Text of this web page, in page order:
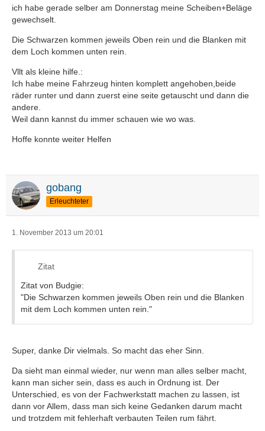
ich habe gerade selber am Donnerstag meine Scheiben+Beläge
gewechselt.
Die Schwarzen kommen jeweils Oben rein und die Blanken mit
dem Loch kommen unten rein.
Vllt als kleine hilfe.:
Ich habe meine Fahrzeug hinten komplett angehoben,beide
räder runter und dann zuerst eine seite getauscht und dann die
andere.
Weil dann kannst du immer schauen wie wo was.
Hoffe konnte weiter Helfen
gobang
Erleuchteter
1. November 2013 um 20:01
Zitat
Zitat von Budgie:
"Die Schwarzen kommen jeweils Oben rein und die Blanken
mit dem Loch kommen unten rein."
Super, danke Dir vielmals. So macht das eher Sinn.
Da sieht man einmal wieder, nur wenn man alles selber macht,
kann man sicher sein, dass es auch in Ordnung ist. Der
Unterschied, es von der Fachwerkstatt machen zu lassen, ist
dann vor Allem, dass man sich keine Gedanken darum macht
und trotzdem mit fehlerhaft verbauten Teilen rum fährt.